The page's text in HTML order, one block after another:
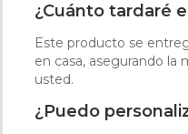
¿Cuánto tardaré
Este producto se
en casa, asegurando la
usted.
¿Puedo